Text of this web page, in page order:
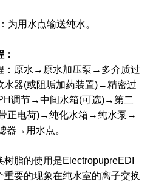
为用水点输送纯水。
：原水→原水加压泵→多介质过
器(或阻垢加药装置)→精密过
调节→中间水箱(可选)→第二
正电荷)→纯化水箱→纯水泵→
器→用水点。
脂的使用是ElectropupreEDI
要的现象在纯水室的离子交换